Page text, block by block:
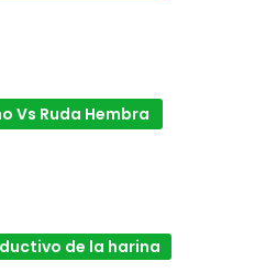
Vs Ruda Hembra
de la harina